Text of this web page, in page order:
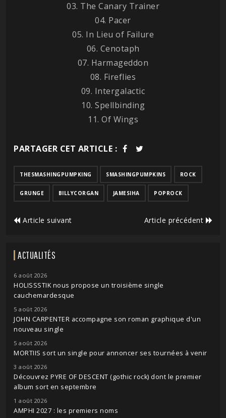
03. The Canary Trainer
04. Pacer
05. In Lieu of Failure
06. Cenotaph
07. Harmageddon
08. Fireflies
09. Intergalactic
10. Spellbinding
11. Of Wings
PARTAGER CET ARTICLE :
THESMASHINGPUMPKING SMASHINGPUMPKINS ROCK
GRUNGE BILLYCORGAN JAMESIHA POPROCK
Article suivant Article précédent
ACTUALITÉS
6 août 2026
HOLISSSTIK nous propose un troisième single
cauchemardesque
5 août 2026
JOHN CARPENTER accompagne son roman graphique d'un
nouveau single
5 août 2026
MORTIIS sort un single pour annoncer ses tournées à venir
3 août 2026
Découvrez PYRE OF DESCENT (gothic rock) dont le premier
album sort en septembre
1 août 2026
AMPHI 2027 : les premiers noms